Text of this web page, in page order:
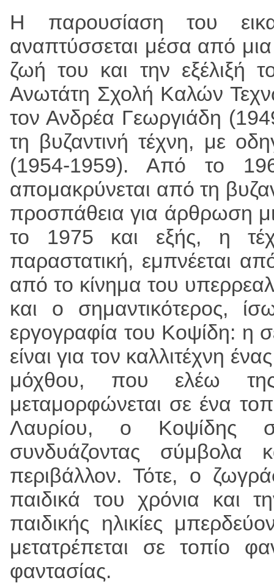
Η παρουσίαση του
αναπτύσσεται μέσα από
ζωή του και την εξέλιξή
Ανωτάτη Σχολή Καλών
τον Ανδρέα Γεωργιάδη
τη βυζαντινή τέχνη, με
(1954-1959). Από το
απομακρύνεται από τη
προσπάθεια για άρθρωση
το 1975 και εξής, η
παραστατική, εμπνέεται
από το κίνημα του
και ο σημαντικότερος,
εργογραφία του Κοψίδη: η
είναι για τον καλλιτέχνη
μόχθου, που ελέω της
μεταμορφώνεται σε ένα
Λαυρίου, ο Κοψίδης
συνδυάζοντας σύμβολα
περιβάλλον. Τότε, ο
παιδικά του χρόνια και
παιδικής ηλικίες
μετατρέπεται σε τοπίο
φαντασίας.